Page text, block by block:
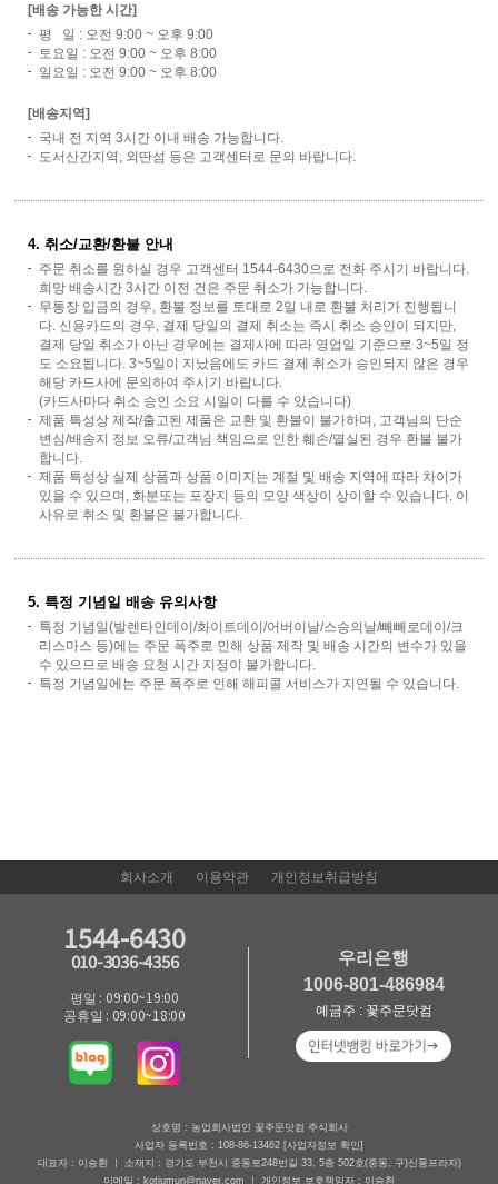
[배송 가능한 시간]
평 일 : 오전 9:00 ~ 오후 9:00
토요일 : 오전 9:00 ~ 오후 8:00
일요일 : 오전 9:00 ~ 오후 8:00
[배송지역]
국내 전 지역 3시간 이내 배송 가능합니다.
도서산간지역, 외딴섬 등은 고객센터로 문의 바랍니다.
4. 취소/교환/환불 안내
주문 취소를 원하실 경우 고객센터 1544-6430으로 전화 주시기 바랍니다.
희망 배송시간 3시간 이전 건은 주문 취소가 가능합니다.
무통장 입금의 경우, 환불 정보를 토대로 2일 내로 환불 처리가 진행됩니
다. 신용카드의 경우, 결제 당일의 결제 취소는 즉시 취소 승인이 되지만,
결제 당일 취소가 아닌 경우에는 결제사에 따라 영업일 기준으로 3~5일 정
도 소요됩니다. 3~5일이 지났음에도 카드 결제 취소가 승인되지 않은 경우
해당 카드사에 문의하여 주시기 바랍니다.
(카드사마다 취소 승인 소요 시일이 다를 수 있습니다)
제품 특성상 제작/출고된 제품은 교환 및 환불이 불가하며, 고객님의 단순
변심/배송지 정보 오류/고객님 책임으로 인한 훼손/멸실된 경우 환불 불가
합니다.
제품 특성상 실제 상품과 상품 이미지는 계절 및 배송 지역에 따라 차이가
있을 수 있으며, 화분또는 포장지 등의 모양 색상이 상이할 수 있습니다. 이
사유로 취소 및 환불은 불가합니다.
5. 특정 기념일 배송 유의사항
특정 기념일(발렌타인데이/화이트데이/어버이날/스승의날/빼빼로데이/크
리스마스 등)에는 주문 폭주로 인해 상품 제작 및 배송 시간의 변수가 있을
수 있으므로 배송 요청 시간 지정이 불가합니다.
특정 기념일에는 주문 폭주로 인해 해피콜 서비스가 지연될 수 있습니다.
회사소개 이용약관 개인정보취급방침
1544-6430
010-3036-4356
평일 : 09:00~19:00
공휴일 : 09:00~18:00
우리은행
1006-801-486984
예금주 : 꽃주문닷컴
상호명 : 농업회사법인 꽃주문닷컴 주식회사
사업자 등록번호 : 108-86-13462 [사업자정보 확인]
대표자 : 이승환 ㅣ 소재지 : 경기도 부천시 중동로248번길 33, 5층 502호(중동, 구)신풍프라자)
이메일 : kotjumun@naver.com ㅣ 개인정보 보호책임자 : 이승환